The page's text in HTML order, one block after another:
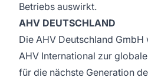
Betriebs auswirkt.
AHV DEUTSCHLAND
Die AHV Deutschland
AHV International zur
für die nächste Generation